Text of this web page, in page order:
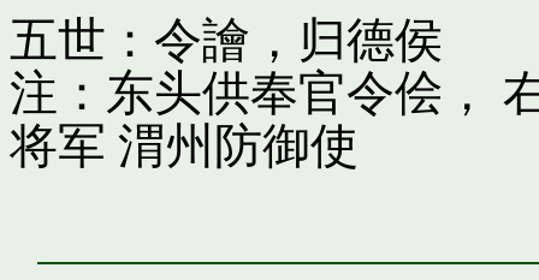
五世：令譮，归德侯
注：东头供奉官令侩，
将军 渭州防御使